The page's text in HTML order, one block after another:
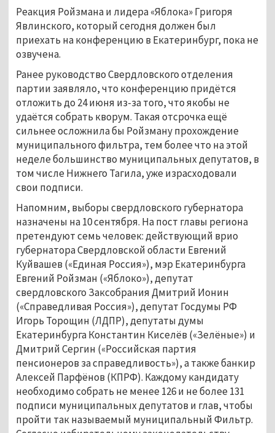
Реакция Ройзмана и лидера «Яблока» Григоря
Явлинского, который сегодня должен был
приехать на конференцию в Екатеринбург, пока не
озвучена.
Ранее руководство Свердловского отделения
партии заявляло, что конференцию придётся
отложить до 24 июня из-за того, что якобы не
удаётся собрать кворум. Такая отсрочка ещё
сильнее осложнила бы Ройзману прохождение
муниципального фильтра, тем более что на этой
неделе большинство муниципальных депутатов, в
том числе Нижнего Тагила, уже израсходовали
свои подписи.
Напомним, выборы свердловского губернатора
назначены на 10 сентября. На пост главы региона
претендуют семь человек: действующий врио
губернатора Свердловской области Евгений
Куйвашев («Единая Россия»), мэр Екатеринбурга
Евгений Ройзман («Яблоко»), депутат
свердловского Заксобрания Дмитрий Ионин
(«Справедливая Россия»), депутат Госдумы РФ
Игорь Торощин (ЛДПР), депутаты думы
Екатеринбурга Константин Киселёв («Зелёные») и
Дмитрий Сергин («Российская партия
пенсионеров за справедливость»), а также банкир
Алексей Парфёнов (КПРФ). Каждому кандидату
необходимо собрать не менее 126 и не более 131
подписи муниципальных депутатов и глав, чтобы
пройти так называемый муниципальный Фильтр.